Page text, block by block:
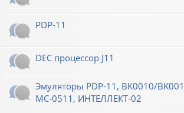
PDP-11
DEC процессор J11
Эмуляторы PDP-11, BK0010/
МС-0511, ИНТЕЛЛЕКТ-02